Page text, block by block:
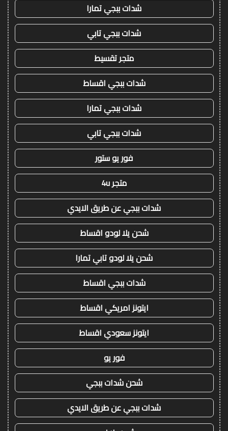
شدات ببجي تمارا
شدات ببجي تابي
متجر تقسيط
شدات ببجي اقساط
شدات ببجي تمارا
شدات ببجي تابي
فور يو ستور
متجر 4u
شدات ببجي عن طريق الايدي
شحن يلا لودو اقساط
شحن يلا لودو تابي تمارا
شدات ببجي اقساط
ايتونز امريكي اقساط
ايتونز سعودي اقساط
فور يو
شحن شدات ببجي
شدات ببجي عن طريق الايدي